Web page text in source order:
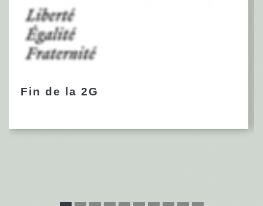
Fin de la 2G